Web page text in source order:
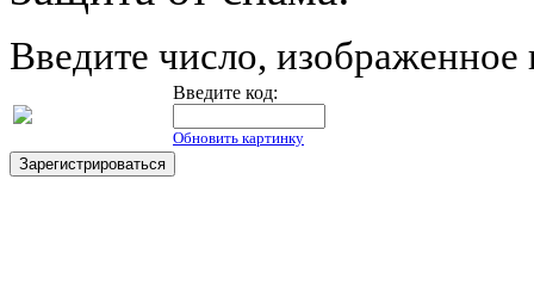
Введите число, изображенное
Введите код:
Обновить картинку